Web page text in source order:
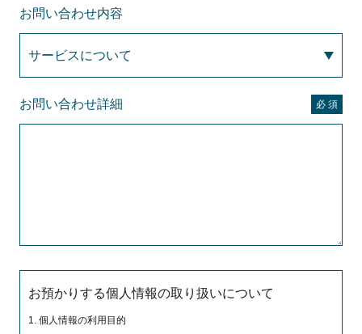
お問い合わせ内容
お問い合わせ詳細
お預かりする個人情報の取り扱いについて
1. 個人情報の利用目的